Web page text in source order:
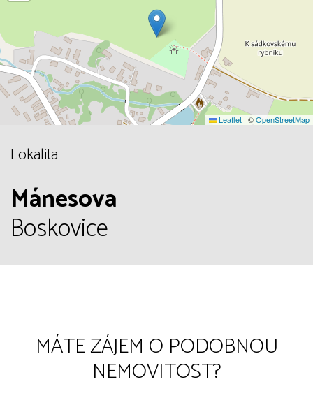
Leaflet | ©OpenStreetMap
Lokalita
Mánesova
Boskovice
MÁTE ZÁJEM O PODOBNOU
NEMOVITOST?